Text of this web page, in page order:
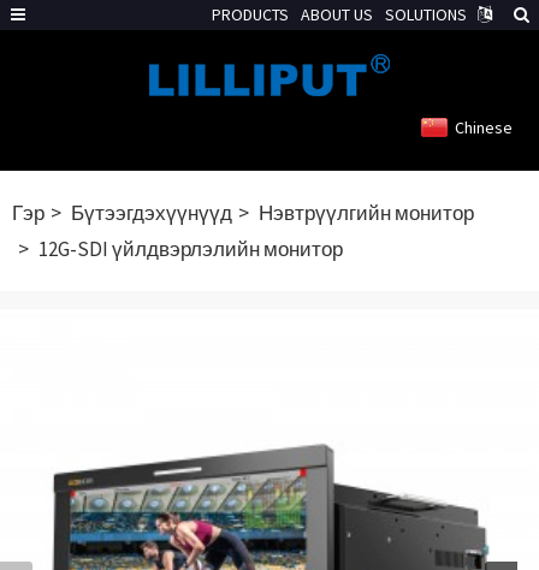
Chinese
Гэр Бүтээгдэхүүнүүд
Нэвтрүүлгийн монитор
12G-SDI үйлдвэрлэлийн монитор
PRODUCTS ABOUT US SOLUTIONS